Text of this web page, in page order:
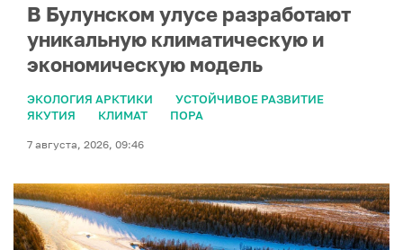
В Булунском улусе разработают
уникальную климатическую и
экономическую модель
ЭКОЛОГИЯ АРКТИКИ
УСТОЙЧИВОЕ РАЗВИТИЕ
ЯКУТИЯ
КЛИМАТ ПОРА
7 августа, 2026, 09:46